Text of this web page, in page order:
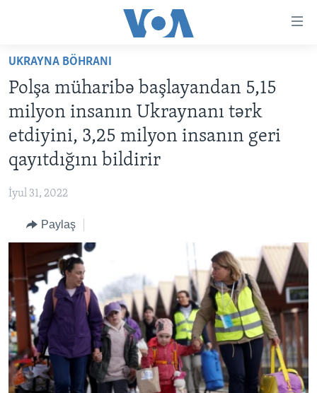
Skip
main
content
Skip
main
Skip
Search
ANA SƏHİFƏ
PROQRAMLAR
AMERIKA İCMALI
DÜNYAYA BAXIŞ
AZƏRBAYCAN
DÜNYA
İRAN AZƏRBAYCANI
VIDEOLAR
MEDIA AZADLIĞI
BAŞ MƏQALƏ
LEARNING ENGLISH
BIZI IZLƏYIN
UKRAYNA BÖHRANI
Polşa müharibə başlayandan 5,15
milyon insanın Ukraynanı tərk
etdiyini, 3,25 milyon insanın geri
qayıtdığını bildirir
İyul 31, 2022
Paylaş